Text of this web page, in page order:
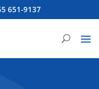
651-9137